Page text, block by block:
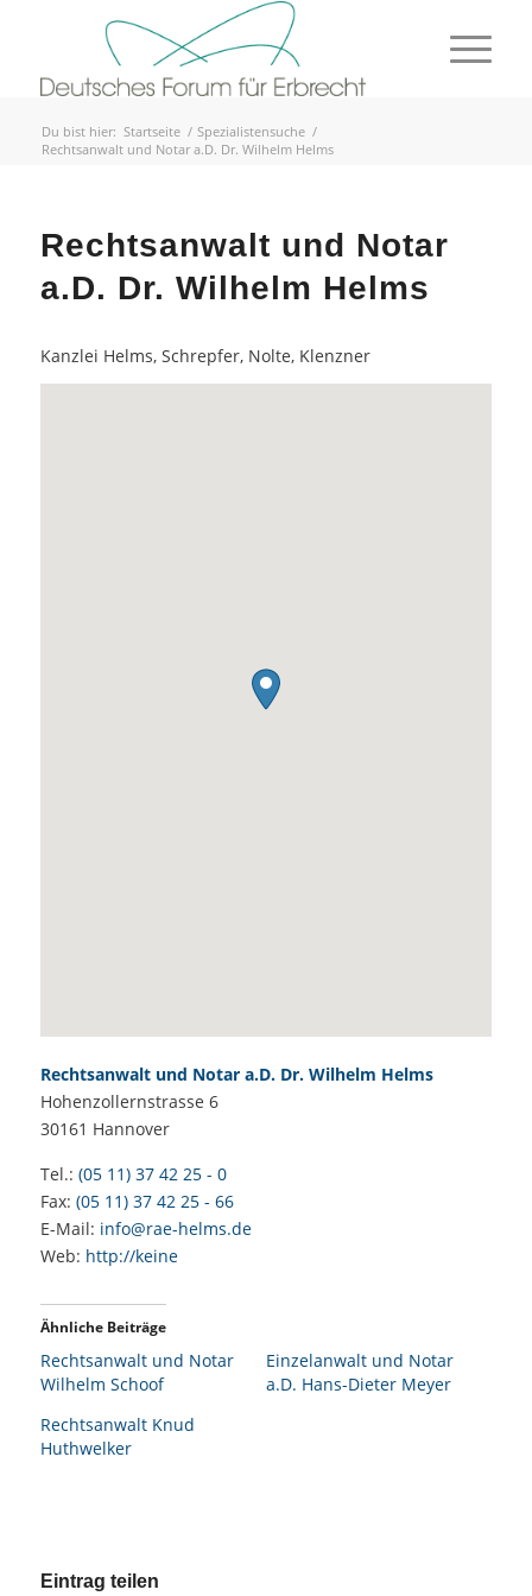
Du bist hier: Startseite / Spezialistensuche /
Rechtsanwalt und Notar a.D. Dr. Wilhelm Helms
Rechtsanwalt und Notar
a.D. Dr. Wilhelm Helms
Kanzlei Helms, Schrepfer, Nolte, Klenzner
Rechtsanwalt und Notar a.D. Dr. Wilhelm Helms
Hohenzollernstrasse 6
30161 Hannover
Tel.: (05 11) 37 42 25 - 0
Fax: (05 11) 37 42 25 - 66
E-Mail: info@rae-helms.de
Web: http://keine
Ähnliche Beiträge
Rechtsanwalt und Notar
Wilhelm Schoof
Einzelanwalt und Notar
a.D. Hans-Dieter Meyer
Rechtsanwalt Knud
Huthwelker
Eintrag teilen